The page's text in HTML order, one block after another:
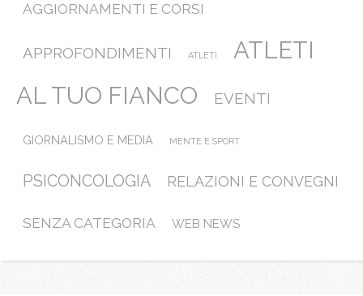
AGGIORNAMENTI E CORSI
APPROFONDIMENTI ATLETI
ATLETI
AL TUO FIANCO
EVENTI
GIORNALISMO E MEDIA MENTE E SPORT
PSICONCOLOGIA RELAZIONI E CONVEGNI
SENZA CATEGORIA WEB NEWS